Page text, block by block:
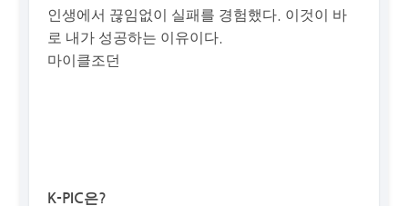
인생에서 끊임없이 실패를 경험했다. 이것이 바
로 내가 성공하는 이유이다.
마이클조던
K-PIC은?